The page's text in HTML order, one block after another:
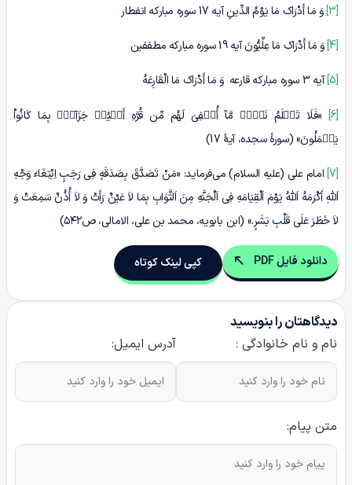
[3] وَ مَا أَدْرَاک مَا یَوْمُ الدِّینِ آیه 17 سوره مبارکه انفطار
[4] وَ مَا أَدْرَاک مَا عِلِّیُّونَ‏ آیه 19 سوره مبارکه مطففین
[5] آیه 3 سوره مبارکه قارعه وَ مَا أَدْرَاک مَا الْقَارِعَهُ
[6]
«فَلَا تَعۡلَمُ نَفۡسࣱ مَّآ أُخۡفِیَ لَهُم مِّن قُرَّهِ أَعۡیُنࣲ جَزَآءَۢ بِمَا کَانُواْ
یَعۡمَلُونَ» (سورۀ سجده، آیۀ 17)
[7]
امام علی (علیه السلام) می‌فرماید: «مَنْ تَصَدَّقَ بِصَدَقَهٍ فِی رَجَبٍ اِبْتِغَاءَ وَجْهِ
اَللَّهِ أَکْرَمَهُ اَللَّهُ یَوْمَ اَلْقِیَامَهِ فِی اَلْجَنَّهِ مِنَ اَلثَّوَابِ بِمَا لاَ عَیْنٌ رَأَتْ وَ لاَ أُذُنٌ سَمِعَتْ وَ
لاَ خَطَرَ عَلَى قَلْبِ بَشَرٍ.» (ابن بابویه، محمد بن علی، الامالی، ص۵۴۲)
دانلود فایل PDF کپی لینک کوتاه
دیدگاهتان را بنویسید
نام و نام خانوادگی :
آدرس ایمیل:
متن پیام: